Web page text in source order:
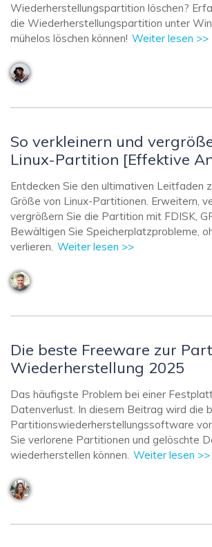
Wiederherstellungspartition löschen?
die Wiederherstellungspartition unter
mühelos löschen können! Weiter lesen >>
So verkleinern und
Linux-Partition [Effektive
Entdecken Sie den ultimativen Leitfaden
Größe von Linux-Partitionen. Erweitern,
vergrößern Sie die Partition mit FDISK,
Bewältigen Sie Speicherplatzprobleme,
verlieren. Weiter lesen >>
Die beste Freeware zur
Wiederherstellung 2025
Das häufigste Problem bei einer
Datenverlust. In diesem Beitrag wird die
Partitionswiederherstellungssoftware
Sie verlorene Partitionen und gelöschte
wiederherstellen können. Weiter lesen >>